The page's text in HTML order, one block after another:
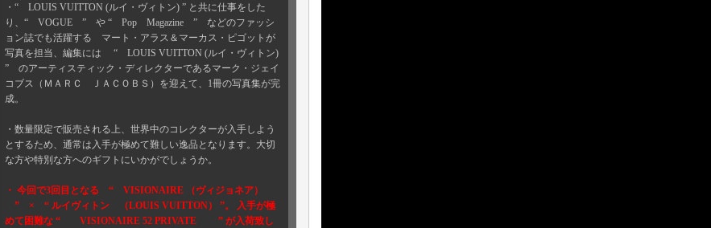
・“ LOUIS VUITTON (ルイ・ヴィトン) ” と共に仕事をした
り、“ VOGUE ” や “ Pop Magazine ” などのファッシ
ョン誌でも活躍する マート・アラス＆マーカス・ピゴットが
写真を担当、編集には “ LOUIS VUITTON (ルイ・ヴィトン)
” のアーティスティック・ディレクターであるマーク・ジェイ
コブス（ＭＡＲＣ ＪＡＣＯＢＳ）を迎えて、1冊の写真集が完
成。
・数量限定で販売される上、世界中のコレクターが入手しよう
とするため、通常は入手が極めて難しい逸品となります。大切
な方や特別な方へのギフトにいかがでしょうか。
・ 今回で3回目となる “ VISIONAIRE （ヴィジョネア）
” × “ ルイヴィトン （LOUIS VUITTON） ”。 入手が極
めて困難な “
VISIONAIRE 52 PRIVATE
” が入荷致し